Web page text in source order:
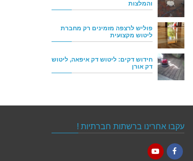
והמלצות
פוליש לרצפה מזמינים רק מחברת
ליטוש מקצועית
חידוש דקים: ליטוש דק איפאה, ליטוש
דק אורן
עקבו אחרינו ברשתות חברתיות !